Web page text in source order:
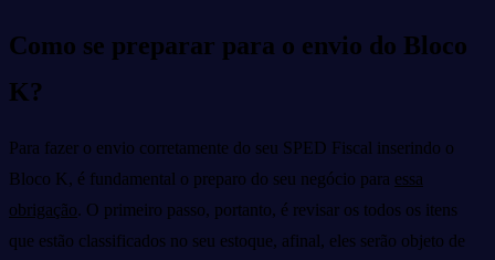
Como se preparar para o envio do Bloco
K?
Para fazer o envio corretamente do seu SPED Fiscal inserindo o
Bloco K, é fundamental o preparo do seu negócio para essa
obrigação. O primeiro passo, portanto, é revisar os todos os itens
que estão classificados no seu estoque, afinal, eles serão objeto de